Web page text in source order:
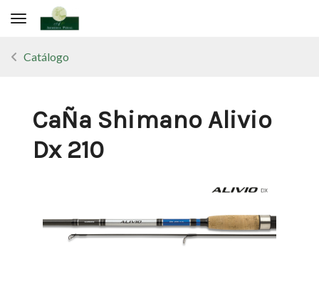
Toggle navigation
Catálogo
CaÑa Shimano Alivio
Dx 210